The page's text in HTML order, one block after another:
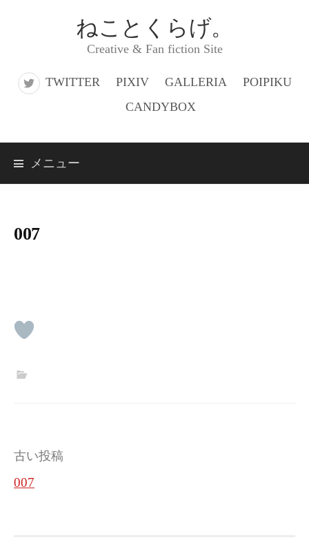
ス
ねことくらげ。
Creative & Fan fiction Site
TWITTER PIXIV GALLERIA
POIPIKU
CANDYBOX
メニュー
007
投
稿
古い投稿
007